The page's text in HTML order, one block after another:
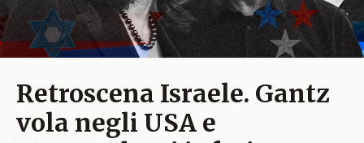
Retroscena Israele. Gantz
vola negli USA e